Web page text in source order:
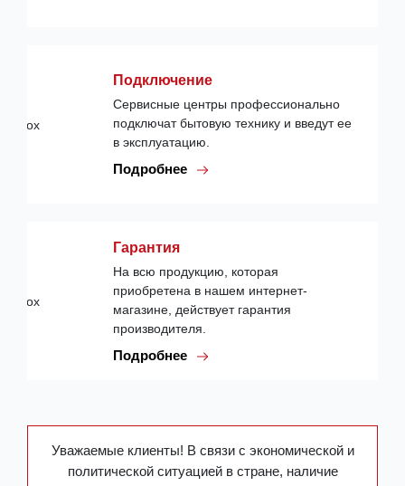
Подключение
Сервисные центры профессионально
подключат бытовую технику и введут ее
в эксплуатацию.
Подробнее
Гарантия
На всю продукцию, которая
приобретена в нашем интернет-
магазине, действует гарантия
производителя.
Подробнее
Уважаемые клиенты! В связи с экономической и
политической ситуацией в стране, наличие